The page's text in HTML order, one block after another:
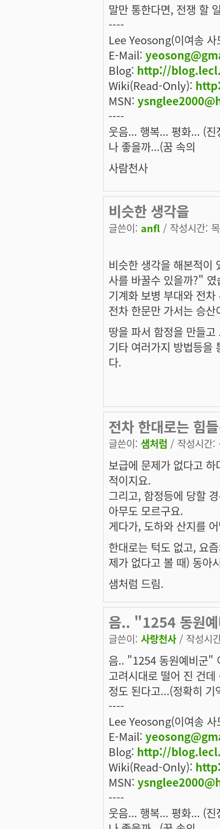
말만 통한다면, 전쟁 할
----
Lee Yeosong(이여송 사
E-Mail:
Blog: http://
Wiki(Read-Only):
MSN:
----
웃음... 행복... 평화... (
나 좋을까...(꿈 속의
사람천사
비슷한 생각을
글쓴이: anfl / 작성시간:
비슷한 생각을 해본적이
사를 바꿀수 있을까?" 였
기계화 보병 부대와 전
전차 한문만 가서는 승
땅을 파서 함정을 만들
기타 여러가지 방법등을
다.
전차 한대로는 힘
글쓴이: 샘처럼 / 작성시간
보급에 문제가 없다고
적이지요.
그리고, 함정등에 당할
아무도 모르구요.
게다가, 도하와 산지를
한대로는 턱도 없고, 요
제가 없다고 볼 때) 동아
샘처럼 드림.
음.. "1254 동원
글쓴이: 사랑천사 / 작성시
음.. "1254 동원예비군"
고려시대로 떨어 진 건
정도 된다고...(정확히 기
----
Lee Yeosong(이여송 사
E-Mail:
Blog: http://
Wiki(Read-Only):
MSN:
----
웃음... 행복... 평화... (